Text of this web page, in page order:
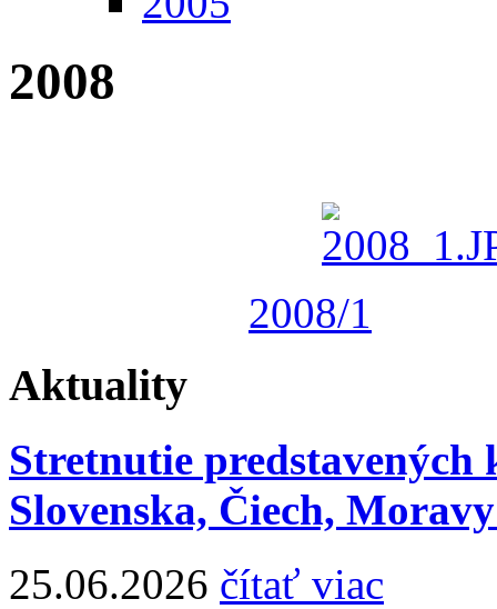
2008
2008/1
Aktuality
Stretnutie predstavených
Slovenska, Čiech,
25.06.2026 čítať viac